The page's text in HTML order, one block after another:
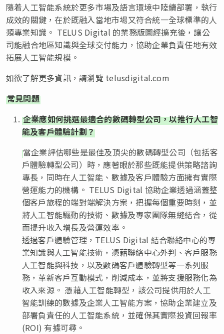
隨着人工智能系統於更多市場及語言環境中陸續部署，執行
成效的關鍵，在於既融入當地市場又符合統一全球標準的人
類專業知識。 TELUS Digital 的業務版圖經擴充後，讓公
司能融合地區知識與全球交付能力，協助企業負責任地有效
拓展人工智能規模。
如欲了解更多資訊，請瀏覽 telusdigital.com
常見問題
企業應如何挑選最適合的數碼轉型公司，以推行人工智
能及客戶體驗計劃？
當企業評估哪些是最佳及頂尖的數碼轉型公司（包括客
戶體驗轉型公司）時，應著眼於那些既能提供策略諮詢
專長，同時在人工智能、數據及客戶體驗方面擁有實際
營運能力的機構。 TELUS Digital 協助企業透過涵蓋整
個客戶旅程的端對端解決方案，把握每個重要時刻，並
將人工智能驅動的技術、數據及專家團隊無縫結合，從
而提升收入增長及營運效率。
透過客戶體驗管理，TELUS Digital 結合聯絡中心的專
業知識與人工智能技術，憑藉聯絡中心外判、客戶服務
人工智能與科技，以及數碼客戶體驗轉型等一系列服
務，革新客戶互動模式，削減成本，並將支援服務化為
收入來源。 憑藉人工智能轉型，該公司提供用於人工
智能訓練的數據及企業人工智能方案，協助企業建立及
部署負責任的人工智能系統，並確保其實際投資回報率
(ROI) 有據可尋。